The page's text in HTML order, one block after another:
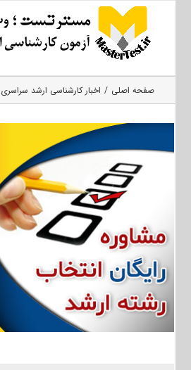
صفحه اصلی اخبار کارشناسی ارشد سراسری